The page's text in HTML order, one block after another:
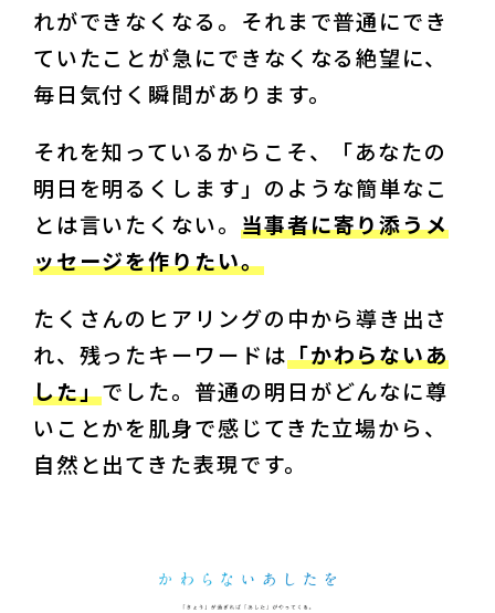
れができなくなる。それまで普通にでき
ていたことが急にできなくなる絶望に、
毎日気付く瞬間があります。
それを知っているからこそ、「あなたの
明日を明るくします」のような簡単なこ
とは言いたくない。 当事者に寄り添うメ
ッセージを作りたい。
たくさんのヒアリングの中から導き出さ
れ、残ったキーワードは「かわらないあ
した」でした。普通の明日がどんなに尊
いことかを肌身で感じてきた立場から、
自然と出てきた表現です。